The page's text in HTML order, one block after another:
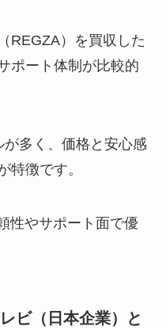
REGZA）を買収した
ポート体制が比較的
多く、価格と安心感
特徴です。
性やサポート面で優
ビ（日本企業）と